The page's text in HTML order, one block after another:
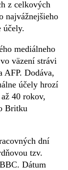
z celkových
najvážnejšieho
účely.
mediálneho
väzení strávi
AFP. Dodáva,
účely hrozí
40 rokov,
Britku
dní
tzv.
Dátum